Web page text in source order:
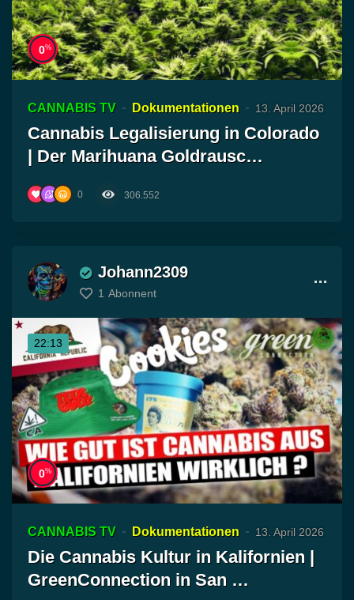
0%
CANNABIS TV Dokumentationen 13. April 2026
Cannabis Legalisierung in Colorado
| Der Marihuana Goldrausc…
0 306.552
Johann2309
1 Abonnent
22:13
0%
CANNABIS TV Dokumentationen 13. April 2026
Die Cannabis Kultur in Kalifornien |
GreenConnection in San …